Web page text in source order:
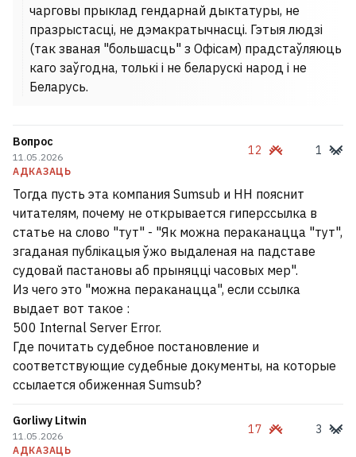
чарговы прыклад гендарнай дыктатуры, не
празрыстасці, не дэмакратычнасці. Гэтыя людзі
(так званая "большасць" з Офісам) прадстаўляюць
каго заўгодна, толькі і не беларускі народ і не
Беларусь.
Вопрос
11.05.2026
АДКАЗАЦЬ
12 1
Тогда пусть эта компания Sumsub и НН пояснит
читателям, почему не открывается гиперссылка в
статье на слово "тут" - "Як можна пераканацца "тут",
згаданая публікацыя ўжо выдаленая на падставе
судовай пастановы аб прыняцці часовых мер".
Из чего это "можна пераканацца", если ссылка
выдает вот такое :
500 Internal Server Error.
Где почитать судебное постановление и
соответствующие судебные документы, на которые
ссылается обиженная Sumsub?
Gorliwy Litwin
11.05.2026
АДКАЗАЦЬ
17 3